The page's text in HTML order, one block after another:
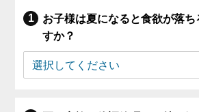
お子様は夏になると食欲が落ち
すか？